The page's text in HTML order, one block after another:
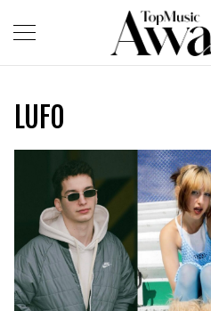
LUFO